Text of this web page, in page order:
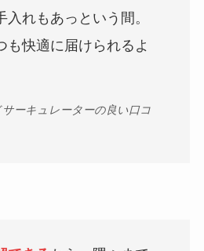
入れもあっという間。
も快適に届けられるよ
ーキュレーターの良い口コ